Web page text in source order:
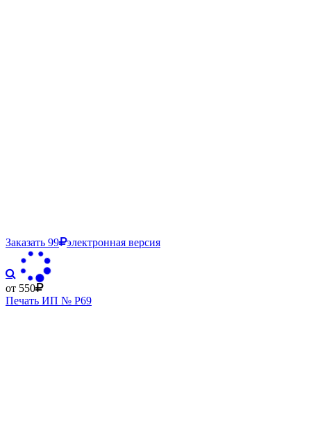
Заказать 99 электронная версия
от 550
Печать ИП № Р69